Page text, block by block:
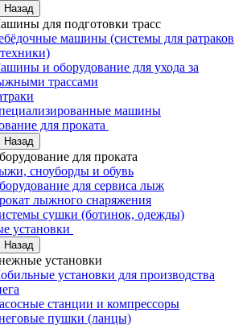
Назад
для подготовки трасс
машины (системы для ратраков
и оборудование для ухода за
трассами
машины
для проката
Назад
для проката
сноуборды и обувь
для сервисa лыж
лыжного снаряжения
сушки (ботинок, одежды)
установки
Назад
установки
установки для производства
станции и компрессоры
пушки (ланцы)